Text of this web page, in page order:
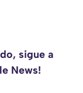
sigue a
News!